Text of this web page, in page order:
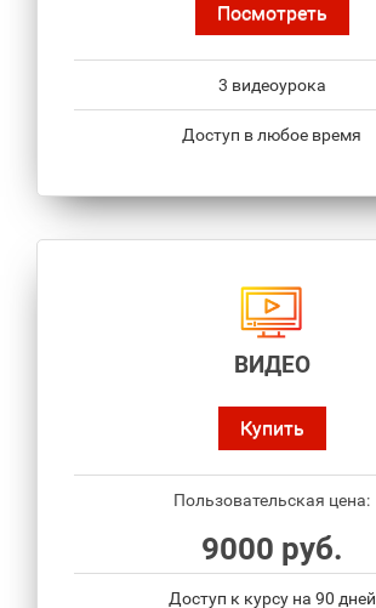
Посмотреть
3 видеоурока
Доступ в любое время
ВИДЕО
Купить
Пользовательская цена:
9000 руб.
Доступ к курсу на 90 дней